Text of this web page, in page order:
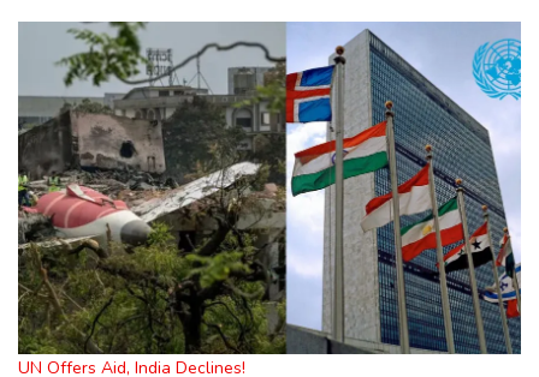
UN Offers Aid, India Declines!